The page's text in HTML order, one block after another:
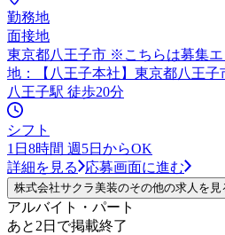
勤務地
面接地
東京都八王子市 ※こちらは募集
地：【八王子本社】東京都八王子
八王子駅 徒歩20分
シフト
1日8時間 週5日からOK
詳細を見る
応募画面に進む
株式会社サクラ美装のその他の求人を見
アルバイト・パート
あと2日で掲載終了